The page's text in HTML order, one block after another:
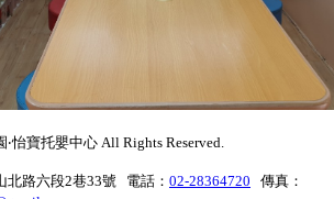
怡寶托嬰中心 All Rights Reserved.
北路六段2巷33號 電話： 02-28364720 傳真：